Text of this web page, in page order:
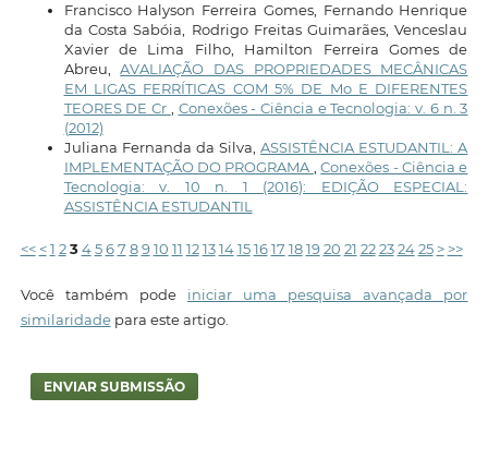
Francisco Halyson Ferreira Gomes, Fernando Henrique
da Costa Sabóia, Rodrigo Freitas Guimarães, Venceslau
Xavier de Lima Filho, Hamilton Ferreira Gomes de
Abreu,AVALIAÇÃO DAS PROPRIEDADES MECÂNICAS
EM LIGAS FERRÍTICAS COM 5% DE Mo E DIFERENTES
TEORES DE Cr , Conexões - Ciência e Tecnologia: v. 6 n. 3
(2012)
Juliana Fernanda da Silva,ASSISTÊNCIA ESTUDANTIL: A
IMPLEMENTAÇÃO DO PROGRAMA ,Conexões - Ciência e
Tecnologia: v. 10 n. 1 (2016): EDIÇÃO ESPECIAL:
ASSISTÊNCIA ESTUDANTIL
<< < 1 2 3 4 5 6 7 8 9 10 11 12 13 14 15 16 17 18 19 20 21 22 23 24 25 > >>
Você também pode iniciar uma pesquisa avançada por
similaridadepara este artigo.
ENVIAR SUBMISSÃO